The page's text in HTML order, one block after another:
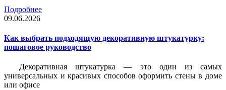
Подробнее
09.06.2026
Как выбрать подходящую декоративную штукатурку:
пошаговое руководство
Декоративная штукатурка — это один из самых
универсальных и красивых способов оформить стены в доме
или офисе